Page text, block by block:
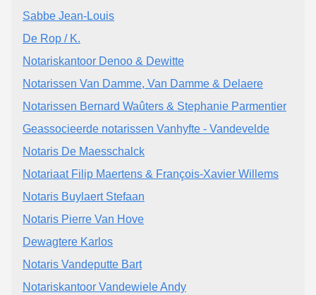
Sabbe Jean-Louis
De Rop / K.
Notariskantoor Denoo & Dewitte
Notarissen Van Damme, Van Damme & Delaere
Notarissen Bernard Waûters & Stephanie Parmentier
Geassocieerde notarissen Vanhyfte - Vandevelde
Notaris De Maesschalck
Notariaat Filip Maertens & François-Xavier Willems
Notaris Buylaert Stefaan
Notaris Pierre Van Hove
Dewagtere Karlos
Notaris Vandeputte Bart
Notariskantoor Vandewiele Andy